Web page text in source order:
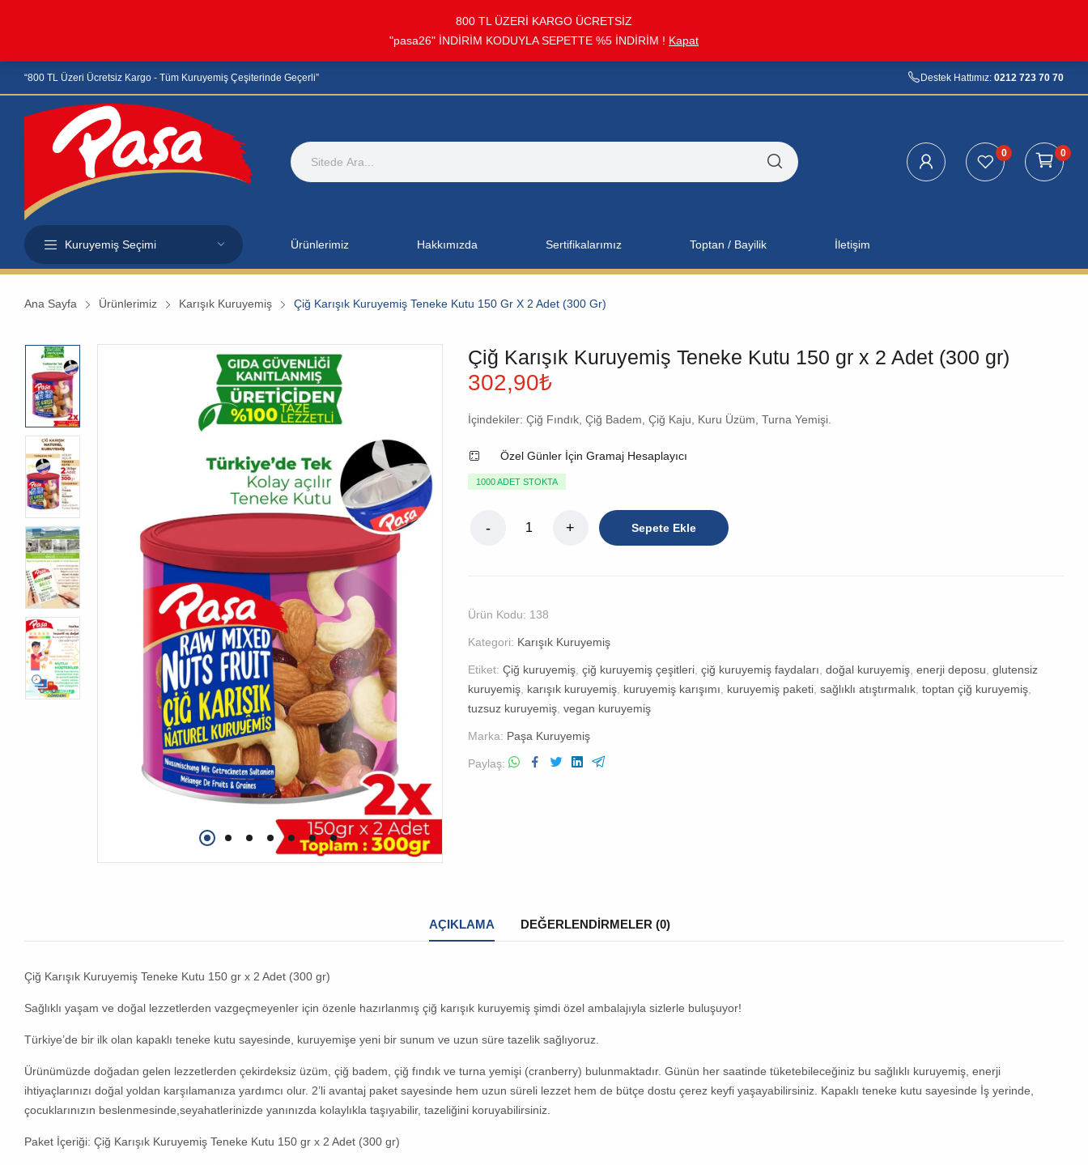
800 TL ÜZERİ KARGO ÜCRETSİZ
"pasa26" İNDİRİM KODUYLA SEPETTE %5 İNDİRİM ! Kapat
“800 TL Üzeri Ücretsiz Kargo - Tüm Kuruyemiş Çeşiterinde Geçerli” Destek Hattımız: 0212 723 70 70
0 0
Kuruyemiş Seçimi Ürünlerimiz Hakkımızda Sertifikalarımız Toptan / Bayilik İletişim
Ana Sayfa Ürünlerimiz Karışık Kuruyemiş Çiğ Karışık Kuruyemiş Teneke Kutu 150 Gr X 2 Adet (300 Gr)
Çiğ Karışık Kuruyemiş Teneke Kutu 150 gr x 2 Adet (300 gr)
302,90₺
İçindekiler: Çiğ Fındık, Çiğ Badem, Çiğ Kaju, Kuru Üzüm, Turna Yemişi.
Özel Günler İçin Gramaj Hesaplayıcı
1000 ADET STOKTA
Sepete Ekle
Ürün Kodu: 138
Kategori: Karışık Kuruyemiş
Etiket: Çiğ kuruyemiş, çiğ kuruyemiş çeşitleri, çiğ kuruyemiş faydaları doğal kuruyemiş, enerji deposu glutensiz
kuruyemiş, karışık kuruyemiş, kuruyemiş karışımı kuruyemiş paketi, sağlıklı atıştırmalık, toptan çiğ kuruyemiş,
tuzsuz kuruyemiş, vegan kuruyemiş
Marka: Paşa Kuruyemiş
Paylaş
AÇIKLAMA DEĞERLENDIRMELER (0)
Çiğ Karışık Kuruyemiş Teneke Kutu 150 gr x 2 Adet (300 gr)
Sağlıklı yaşam ve doğal lezzetlerden vazgeçmeyenler için özenle hazırlanmış çiğ karışık kuruyemiş şimdi özel ambalajıyla sizlerle buluşuyor!
Türkiye’de bir ilk olan kapaklı teneke kutu sayesinde, kuruyemişe yeni bir sunum ve uzun süre tazelik sağlıyoruz.
Ürünümüzde doğadan gelen lezzetlerden çekirdeksiz üzüm, çiğ badem, çiğ fındık ve turna yemişi (cranberry) bulunmaktadır. Günün her saatinde tüketebileceğiniz bu sağlıklı kuruyemiş , enerji
ihtiyaçlarınızı doğal yoldan karşılamanıza yardımcı olur. 2’li avantaj paket sayesinde hem uzun süreli lezzet hem de bütçe dostu çerez keyfi yaşayabilirsiniz. Kapaklı teneke kutu sayesinde İş yerinde,
çocuklarınızın beslenmesinde,seyahatlerinizde yanınızda kolaylıkla taşıyabilir, tazeliğini koruyabilirsiniz.
Paket İçeriği: Çiğ Karışık Kuruyemiş Teneke Kutu 150 gr x 2 Adet (300 gr)